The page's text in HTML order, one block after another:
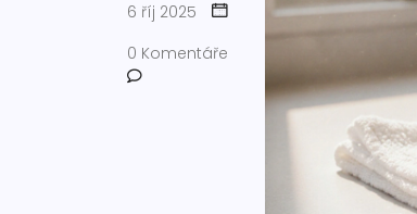
6 říj 2025
0 Komentáře